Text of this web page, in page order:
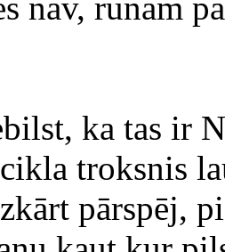
ka tas ir
troksnis
pārspēj,